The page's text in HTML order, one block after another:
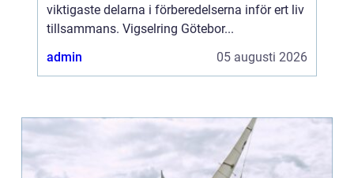
viktigaste delarna i förberedelserna inför ert liv
tillsammans. Vigselring Götebor...
admin
05 augusti 2026